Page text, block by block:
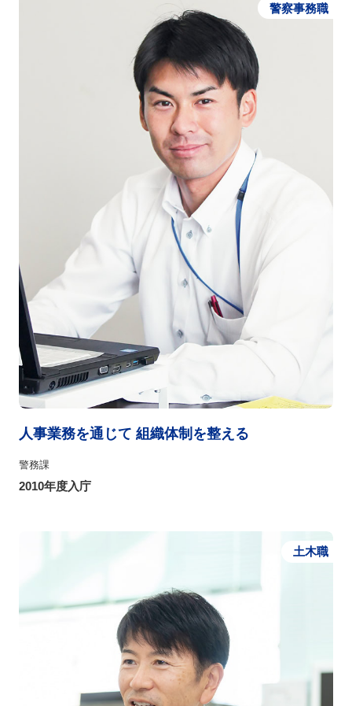
警察事務職
人事業務を通じて 組織体制を整える
警務課
2010年度入庁
土木職